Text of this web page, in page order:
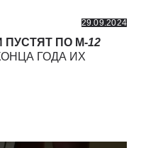
29.09.2024
ПУСТЯТ ПО М-12
ГОДА ИХ